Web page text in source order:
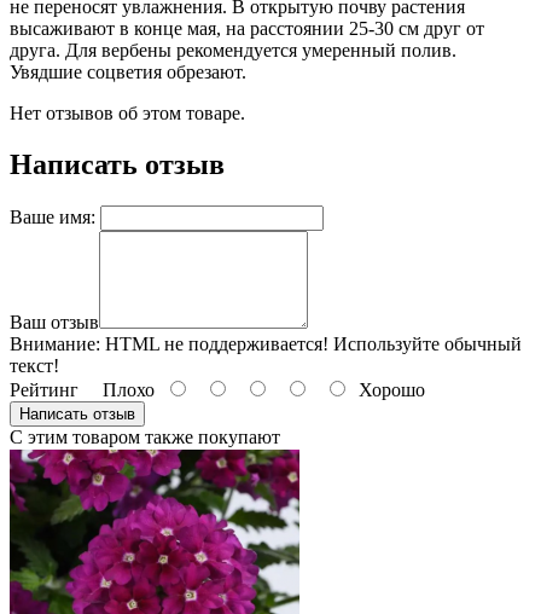
не переносят увлажнения. В открытую почву растения
высаживают в конце мая, на расстоянии 25-30 см друг от
друга. Для вербены рекомендуется умеренный полив.
Увядшие соцветия обрезают.
Нет отзывов об этом товаре.
Написать отзыв
Ваше имя:
Ваш отзыв
Внимание: HTML не поддерживается! Используйте обычный
текст!
Рейтинг Плохо Хорошо
Написать отзыв
С этим товаром также покупают